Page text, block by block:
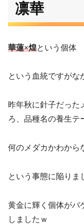
凛華
華蓮×煌という個体
という血統ですがな
昨年秋に針子だった
ろ、品種名の養生テ
何のメダカかわから
という事態に陥りま
黄金に輝く個体がバ
しましたｗ